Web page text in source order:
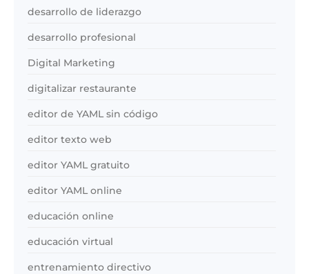
desarrollo de liderazgo
desarrollo profesional
Digital Marketing
digitalizar restaurante
editor de YAML sin código
editor texto web
editor YAML gratuito
editor YAML online
educación online
educación virtual
entrenamiento directivo